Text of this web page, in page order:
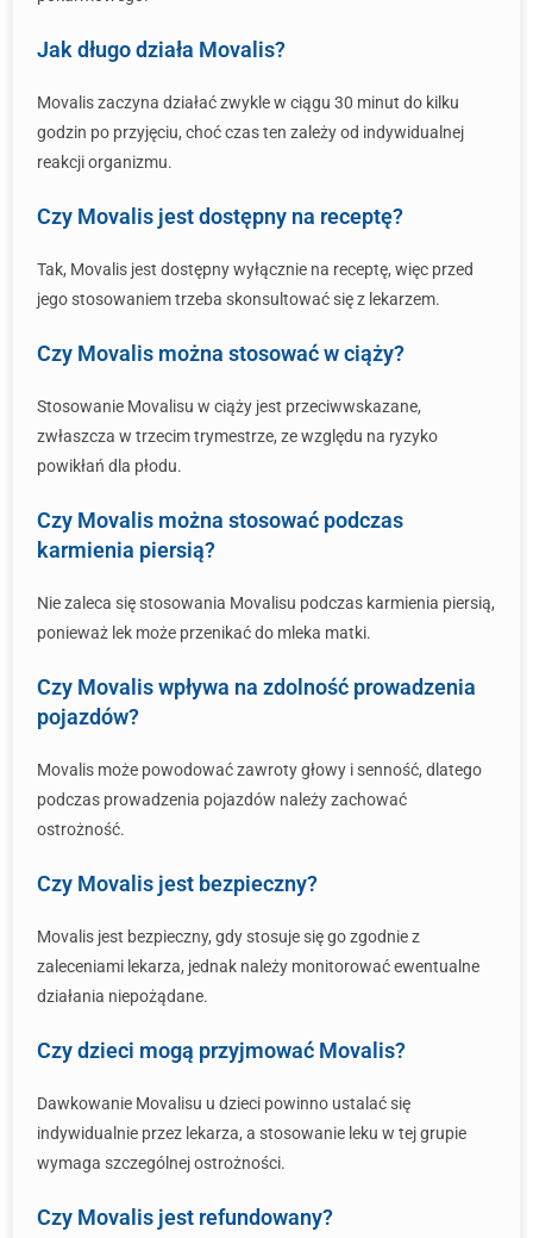
Jak długo działa Movalis?
Movalis zaczyna działać zwykle w ciągu 30 minut do kilku
godzin po przyjęciu, choć czas ten zależy od indywidualnej
reakcji organizmu.
Czy Movalis jest dostępny na receptę?
Tak, Movalis jest dostępny wyłącznie na receptę, więc przed
jego stosowaniem trzeba skonsultować się z lekarzem.
Czy Movalis można stosować w ciąży?
Stosowanie Movalisu w ciąży jest przeciwwskazane,
zwłaszcza w trzecim trymestrze, ze względu na ryzyko
powikłań dla płodu.
Czy Movalis można stosować podczas
karmienia piersią?
Nie zaleca się stosowania Movalisu podczas karmienia piersią,
ponieważ lek może przenikać do mleka matki.
Czy Movalis wpływa na zdolność prowadzenia
pojazdów?
Movalis może powodować zawroty głowy i senność, dlatego
podczas prowadzenia pojazdów należy zachować
ostrożność.
Czy Movalis jest bezpieczny?
Movalis jest bezpieczny, gdy stosuje się go zgodnie z
zaleceniami lekarza, jednak należy monitorować ewentualne
działania niepożądane.
Czy dzieci mogą przyjmować Movalis?
Dawkowanie Movalisu u dzieci powinno ustalać się
indywidualnie przez lekarza, a stosowanie leku w tej grupie
wymaga szczególnej ostrożności.
Czy Movalis jest refundowany?